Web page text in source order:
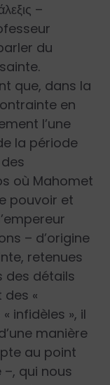
–
du
que, dans la
en
l’une
la période
où Mahomet
pouvoir et
– d’origine
retenues
des détails
«
infidèles », il
manière
au point
qui nous